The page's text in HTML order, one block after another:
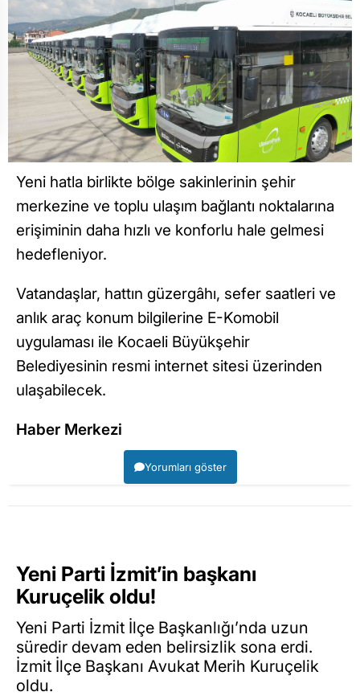
Yeni hatla birlikte bölge sakinlerinin şehir
merkezine ve toplu ulaşım bağlantı noktalarına
erişiminin daha hızlı ve konforlu hale gelmesi
hedefleniyor.
Vatandaşlar, hattın güzergâhı, sefer saatleri ve
anlık araç konum bilgilerine E-Komobil
uygulaması ile Kocaeli Büyükşehir
Belediyesinin resmi internet sitesi üzerinden
ulaşabilecek.
Haber Merkezi
Yorumları göster
Yeni Parti İzmit’in başkanı
Kuruçelik oldu!
Yeni Parti İzmit İlçe Başkanlığı’nda uzun
süredir devam eden belirsizlik sona erdi.
İzmit İlçe Başkanı Avukat Merih Kuruçelik
oldu.